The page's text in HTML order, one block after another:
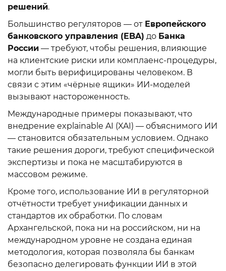
решений.
Большинство регуляторов — от Европейского
банковского управления (EBA) до Банка
России — требуют, чтобы решения, влияющие
на клиентские риски или комплаенс-процедуры,
могли быть верифицированы человеком. В
связи с этим «чёрные ящики» ИИ-моделей
вызывают настороженность.
Международные примеры показывают, что
внедрение explainable AI (XAI) — объяснимого ИИ
— становится обязательным условием. Однако
такие решения дороги, требуют специфической
экспертизы и пока не масштабируются в
массовом режиме.
Кроме того, использование ИИ в регуляторной
отчётности требует унификации данных и
стандартов их обработки. По словам
Архангельской, пока ни на российском, ни на
международном уровне не создана единая
методология, которая позволяла бы банкам
безопасно делегировать функции ИИ в этой